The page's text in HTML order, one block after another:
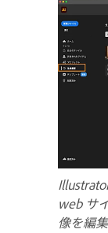
web サ
像を編集